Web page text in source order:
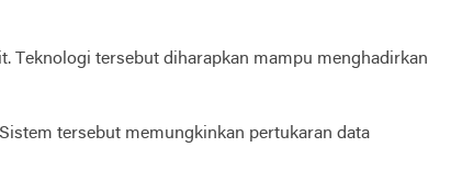
Teknologi tersebut diharapkan mampu menghadirkan
tersebut memungkinkan pertukaran data